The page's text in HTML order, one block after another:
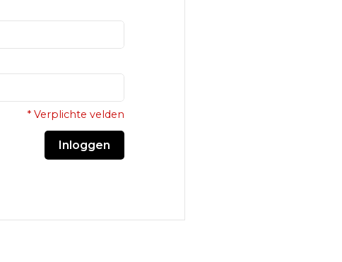
* Verplichte velden
Inloggen